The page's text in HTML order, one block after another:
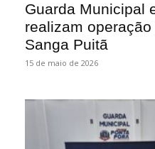
Guarda Municipal
realizam
Sanga Puitã
15 de maio de 2026